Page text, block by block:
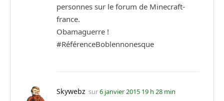
personnes sur le forum de Minecraft-
france.
Obamaguerre !
#RéférenceBoblennonesque
Skywebz sur6 janvier 2015 19 h 28 min